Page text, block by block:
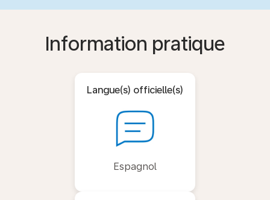
Information pratique
Langue(s) officielle(s)
Espagnol